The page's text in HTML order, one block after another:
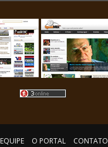
EQUIPE O PORTAL CONTATO